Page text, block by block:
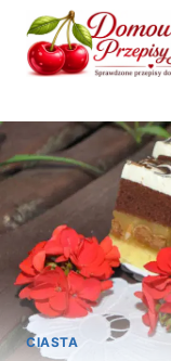
Przejdź
treści
CIASTA